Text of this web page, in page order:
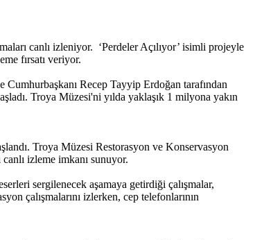
canlı izleniyor. ‘Perdeler Açılıyor’ isimli projeyle
fırsatı veriyor.
Recep Tayyip Erdoğan tarafından
Troya Müzesi'ni yılda yaklaşık 1 milyona yakın
Troya Müzesi Restorasyon ve Konservasyon
izleme imkanı sunuyor.
sergilenecek aşamaya getirdiği çalışmalar,
çalışmalarını izlerken, cep telefonlarının